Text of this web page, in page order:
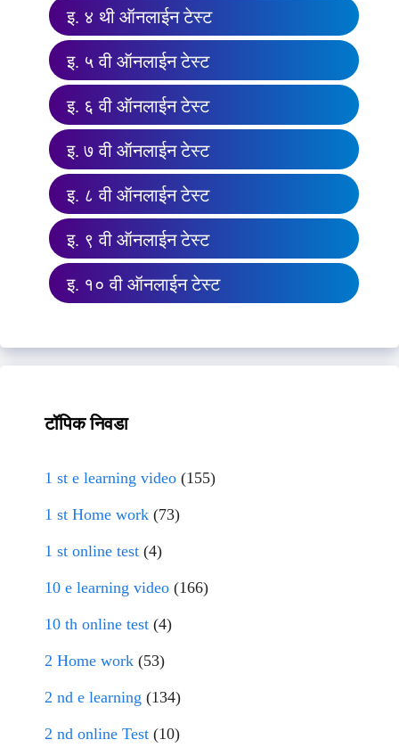
इ. ४ थी ऑनलाईन टेस्ट
इ. ५ वी ऑनलाईन टेस्ट
इ. ६ वी ऑनलाईन टेस्ट
इ. ७ वी ऑनलाईन टेस्ट
इ. ८ वी ऑनलाईन टेस्ट
इ. ९ वी ऑनलाईन टेस्ट
इ. १० वी ऑनलाईन टेस्ट
टॉपिक निवडा
1 st e learning video (155)
1 st Home work (73)
1 st online test (4)
10 e learning video (166)
10 th online test (4)
2 Home work (53)
2 nd e learning (134)
2 nd online Test (10)